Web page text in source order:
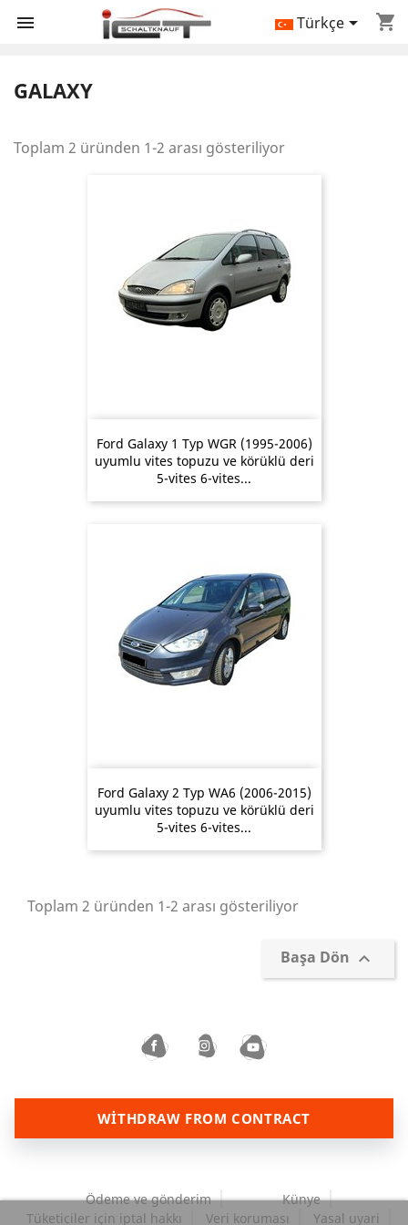
 shopping_cart
Türkçe
GALAXY
Toplam 2 üründen 1-2 arası gösteriliyor
Ford Galaxy 1 Typ WGR (1995-2006)
uyumlu vites topuzu ve körüklü deri
5-vites 6-vites...
Ford Galaxy 2 Typ WA6 (2006-2015)
uyumlu vites topuzu ve körüklü deri
5-vites 6-vites...
Toplam 2 üründen 1-2 arası gösteriliyor
Başa Dön 
WITHDRAW FROM CONTRACT
Ödeme ve gönderim
Künye
Tüketiciler için iptal hakkı
Veri koruması Yasal uyari